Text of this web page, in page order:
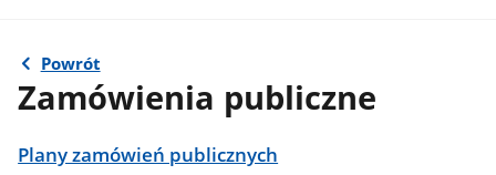
Powrót
Zamówienia publiczne
Plany zamówień publicznych